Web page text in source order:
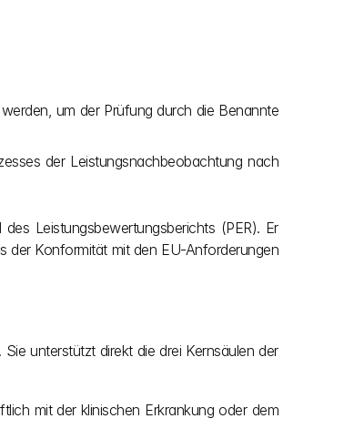
um der Prüfung durch die Benannte
der Leistungsnachbeobachtung nach
Leistungsbewertungsberichts (PER). Er
der Konformität mit den EU-Anforderungen
unterstützt direkt die drei Kernsäulen der
mit der klinischen Erkrankung oder dem